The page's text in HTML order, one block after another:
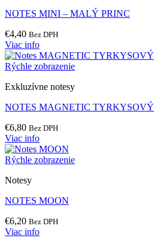
NOTES MINI – MALÝ PRINC
€4,40 Bez DPH
Viac info
Rýchle zobrazenie
Exkluzívne notesy
NOTES MAGNETIC TYRKYSOVÝ
€6,80 Bez DPH
Viac info
Rýchle zobrazenie
Notesy
NOTES MOON
€6,20 Bez DPH
Viac info